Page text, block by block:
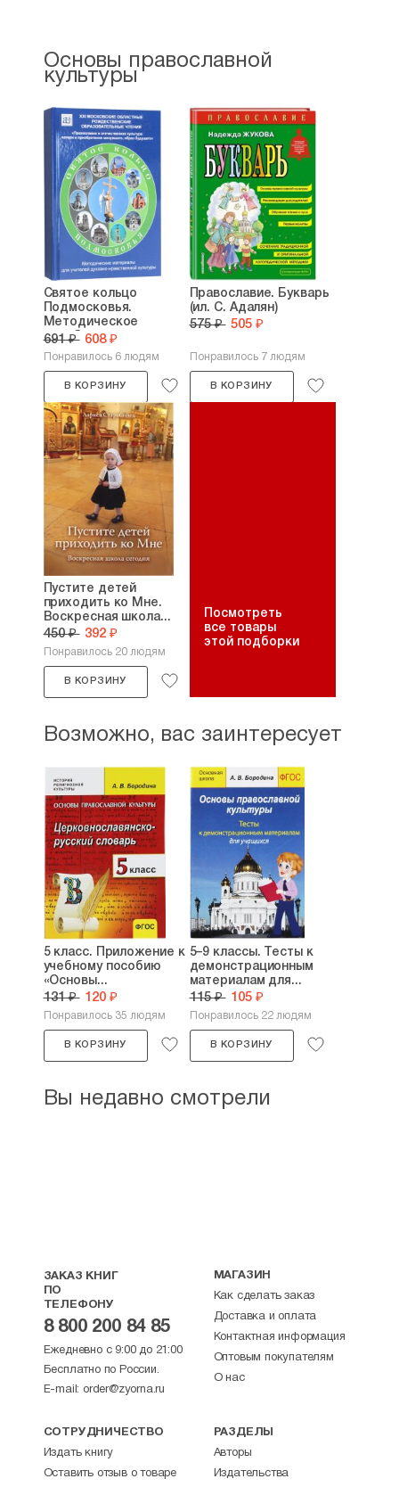
Основы православной
культуры
Святое кольцо
Подмосковья.
Методическое
пособие для...
691 ₽ 608 ₽
Понравилось 6 людям
В КОРЗИНУ
Православие. Букварь
(ил. С. Адалян)
575 ₽ 505 ₽
Понравилось 7 людям
В КОРЗИНУ
Пустите детей
приходить ко Мне.
Воскресная школа...
450 ₽ 392 ₽
Понравилось 20 людям
В КОРЗИНУ
Посмотреть
все товары
этой подборки
Возможно, вас заинтересует
5 класс. Приложение к
учебному пособию
«Основы...
131 ₽ 120 ₽
Понравилось 35 людям
В КОРЗИНУ
5–9 классы. Тесты к
демонстрационным
материалам для...
115 ₽ 105 ₽
Понравилось 22 людям
В КОРЗИНУ
Вы недавно смотрели
ЗАКАЗ КНИГ
ПО
ТЕЛЕФОНУ
8 800 200 84 85
Ежедневно с 9:00 до 21:00
Бесплатно по России.
E-mail: order@zyorna.ru
МАГАЗИН
Как сделать заказ
Доставка и оплата
Контактная информация
Оптовым покупателям
О нас
СОТРУДНИЧЕСТВО
Издать книгу
Оставить отзыв о товаре
РАЗДЕЛЫ
Авторы
Издательства